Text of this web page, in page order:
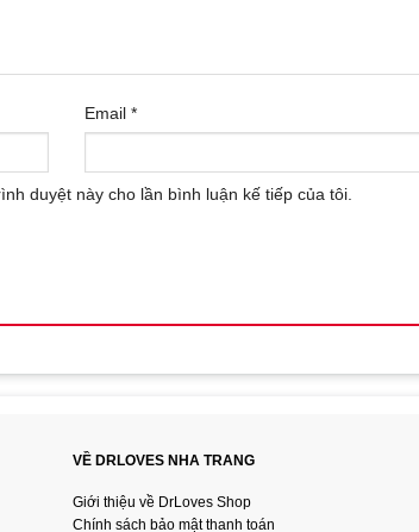
Email *
duyệt này cho lần bình luận kế tiếp của tôi.
VỀ DRLOVES NHA TRANG
Giới thiệu về DrLoves Shop
Chính sách bảo mật thanh toán